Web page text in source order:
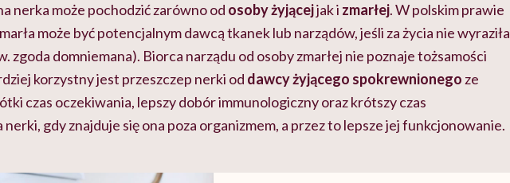
nerka może pochodzić zarówno od osoby żyjącejjak i zmarłej. W polskim prawie
może być potencjalnym dawcą tkanek lub narządów, jeśli za życia nie wyraziła
zgoda domniemana). Biorca narządu od osoby zmarłej nie poznaje tożsamości
korzystny jest przeszczep nerki od dawcy żyjącego spokrewnionegoze
czas oczekiwania, lepszy dobór immunologiczny oraz krótszy czas
gdy znajduje się ona poza organizmem, a przez to lepsze jej funkcjonowanie.